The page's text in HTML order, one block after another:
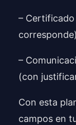
–
corresponde):
–
(con
Con esta
campos en